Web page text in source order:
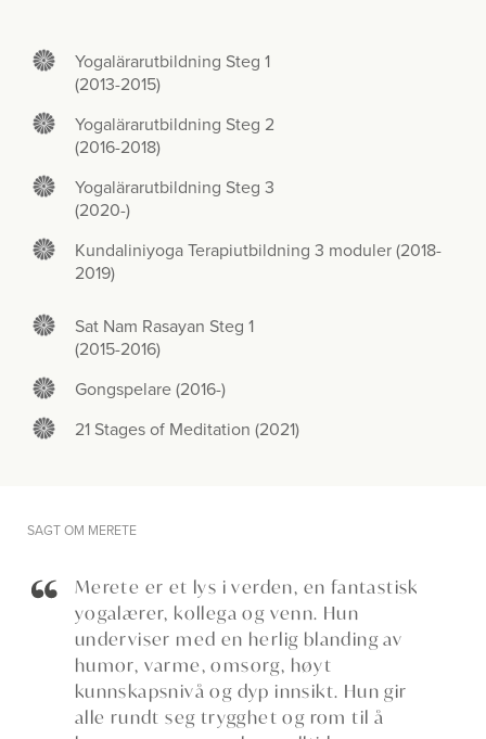
Yogalärarutbildning Steg 1
(2013-2015)
Yogalärarutbildning Steg 2
(2016-2018)
Yogalärarutbildning Steg 3
(2020-)
Kundaliniyoga Terapiutbildning 3 moduler (2018-
2019)
Sat Nam Rasayan Steg 1
(2015-2016)
Gongspelare (2016-)
21 Stages of Meditation (2021)
SAGT OM MERETE
Merete er et lys i verden, en fantastisk
yogalærer, kollega og venn. Hun
underviser med en herlig blanding av
humor, varme, omsorg, høyt
kunnskapsnivå og dyp innsikt. Hun gir
alle rundt seg trygghet og rom til å